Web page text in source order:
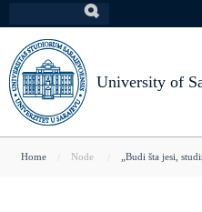
to
main
content
University of
You
Home Node „Budi šta jesi,